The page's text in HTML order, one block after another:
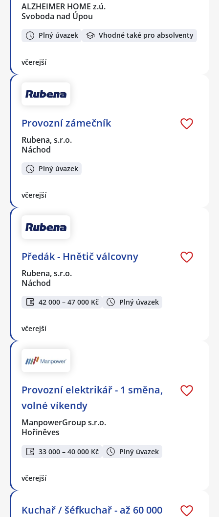
ALZHEIMER HOME z.ú.
Svoboda nad Úpou
Plný úvazek Vhodné také pro absolventy
včerejší
Provozní zámečník
Rubena, s.r.o.
Náchod
Plný úvazek
včerejší
Předák - Hnětič válcovny
Rubena, s.r.o.
Náchod
42 000 – 47 000 Kč Plný úvazek
včerejší
Provozní elektrikář - 1 směna,
volné víkendy
ManpowerGroup s.r.o.
Hořiněves
33 000 – 40 000 Kč Plný úvazek
včerejší
Kuchař / šéfkuchař - až 60 000